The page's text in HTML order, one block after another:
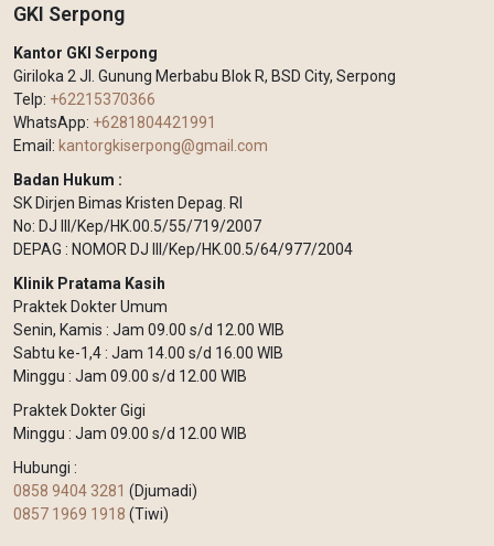
GKI Serpong
Kantor GKI Serpong
Giriloka 2 Jl. Gunung Merbabu Blok R, BSD City, Serpong
Telp: +62215370366
WhatsApp: +6281804421991
Email: kantorgkiserpong@gmail.com
Badan Hukum :
SK Dirjen Bimas Kristen Depag. RI
No: DJ III/Kep/HK.00.5/55/719/2007
DEPAG : NOMOR DJ III/Kep/HK.00.5/64/977/2004
Klinik Pratama Kasih
Praktek Dokter Umum
Senin, Kamis : Jam 09.00 s/d 12.00 WIB
Sabtu ke-1,4 : Jam 14.00 s/d 16.00 WIB
Minggu : Jam 09.00 s/d 12.00 WIB
Praktek Dokter Gigi
Minggu : Jam 09.00 s/d 12.00 WIB
Hubungi :
0858 9404 3281 (Djumadi)
0857 1969 1918 (Tiwi)